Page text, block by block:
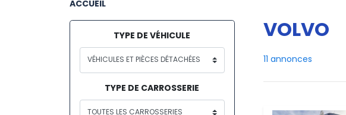
ACCUEIL
TYPE DE VÉHICULE
TYPE DE CARROSSERIE
VOLVO
11 annonces